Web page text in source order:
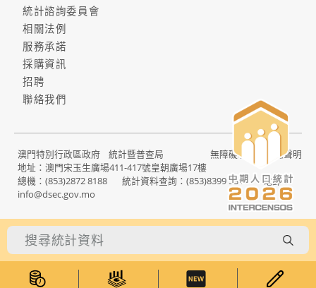
統計諮詢委員會
相關法例
服務承諾
採購資訊
招聘
聯絡我們
澳門特別行政區政府 統計暨普查局
地址：澳門宋玉生廣場411-417號皇朝廣場17樓
總機： (853)2872 8188 統計資料查詢： (853)8399 5311
電郵：
info@dsec.gov.mo
無障礙功能 私隱聲明